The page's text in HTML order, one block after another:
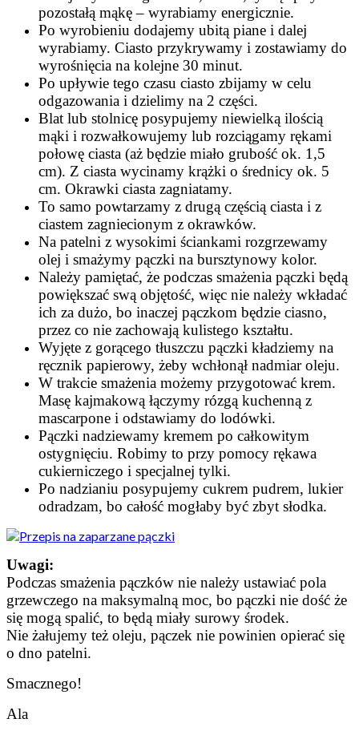
pozostałą mąkę – wyrabiamy energicznie.
Po wyrobieniu dodajemy ubitą piane i dalej
wyrabiamy. Ciasto przykrywamy i zostawiamy do
wyrośnięcia na kolejne 30 minut.
Po upływie tego czasu ciasto zbijamy w celu
odgazowania i dzielimy na 2 części.
Blat lub stolnicę posypujemy niewielką ilością
mąki i rozwałkowujemy lub rozciągamy rękami
połowę ciasta (aż będzie miało grubość ok. 1,5
cm). Z ciasta wycinamy krążki o średnicy ok. 5
cm. Okrawki ciasta zagniatamy.
To samo powtarzamy z drugą częścią ciasta i z
ciastem zagniecionym z okrawków.
Na patelni z wysokimi ściankami rozgrzewamy
olej i smażymy pączki na bursztynowy kolor.
Należy pamiętać, że podczas smażenia pączki będą
powiększać swą objętość, więc nie należy wkładać
ich za dużo, bo inaczej pączkom będzie ciasno,
przez co nie zachowają kulistego kształtu.
Wyjęte z gorącego tłuszczu pączki kładziemy na
ręcznik papierowy, żeby wchłonął nadmiar oleju.
W trakcie smażenia możemy przygotować krem.
Masę kajmakową łączymy rózgą kuchenną z
mascarpone i odstawiamy do lodówki.
Pączki nadziewamy kremem po całkowitym
ostygnięciu. Robimy to przy pomocy rękawa
cukierniczego i specjalnej tylki.
Po nadzianiu posypujemy cukrem pudrem, lukier
odradzam, bo całość mogłaby być zbyt słodka.
Uwagi:
Podczas smażenia pączków nie należy ustawiać pola
grzewczego na maksymalną moc, bo pączki nie dość że
się mogą spalić, to będą miały surowy środek.
Nie żałujemy też oleju, pączek nie powinien opierać się
o dno patelni.
Smacznego!
Ala